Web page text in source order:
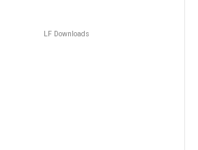
LF Downloads